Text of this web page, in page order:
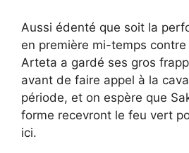
Aussi édenté que soit la
en première mi-temps
Arteta a gardé ses gros
avant de faire appel à la
période, et on espère que
forme recevront le feu vert
ici.